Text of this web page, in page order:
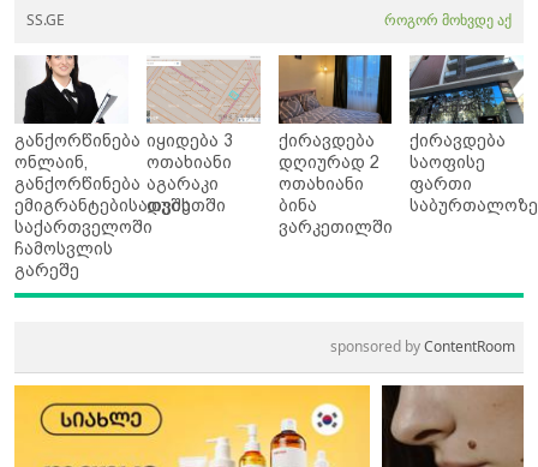
SS.GE როგორ მოხვდე აქ
განქორწინება
ონლაინ,
განქორწინება
ემიგრანტებისათვის
საქართველოში
ჩამოსვლის
გარეშე
იყიდება 3
ოთახიანი
აგარაკი
დუშეთში
ქირავდება
დღიურად 2
ოთახიანი
ბინა
ვარკეთილში
ქირავდება
საოფისე
ფართი
საბურთალოზე
sponsored byContentRoom